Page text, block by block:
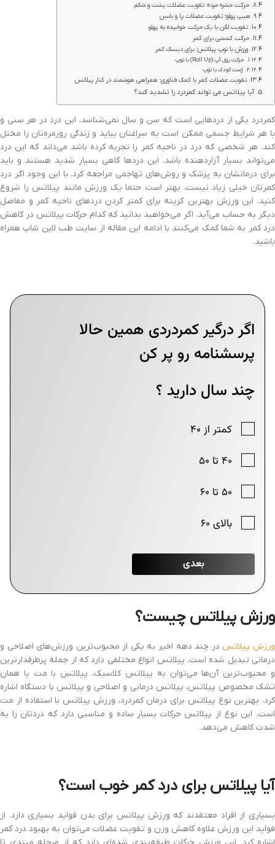
حرکت حشره مرده؛ تقویت عضلات پشت و شکم
هیپ پهلو؛ تقویت عضلات پا و باسن
تقویت لگن با یک حرکت خوابیده به پهلو
حرکت کششی برای کمر
ورزش با توپ پیلاتس؛ برای دیسک کمر
حرکت رول آپ (Roll Up) با توپ
ژست کودک با توپ
تقویت عضلات کمر با کمک فناوری؛ همراهی هوشمند در کنار پیلاتس
آیا پیلاتس می تواند کمردرد را تشدید کند؟
کمردرد یکی از دردهایی است که سن و سال نمی‌شناسد. این درد در هر سنی و
با هر شرایط جسمی ممکن است به سراغتان بیاید و زندگی روزمره‌تان را مختل
کند. هر شخصی که درد در ناحیه کمر را تجربه کرده باشد می‌داند که این درد
می‌تواند بسیار آزاردهنده باشد. این دردها گاهی بسیار شدید هستند و باید
برای درمانشان به پزشک و روش‌های تهاجمی مراجعه کرد. با این وجود اگر درد
کمرتان خیلی زیاد نیست، بهتر است حتما یک ورزش مانند پیلاتس را شروع
کنید. این ورزش بهترین گزینه برای کمتر کردن درد‌های ناحیه کمر و مفاصل
دیگر به حساب می‌آید. اگر می‌خواهید بدانید که کدام حرکات پیلاتس در کاهش
درد کمر به شما کمک می‌کنند با ادامه این مقاله از سایت طب لاین شاپ همراه
باشید.
ورزش پیلاتس چیست؟
ورزش پیلاتس در چند دهه اخیر به یکی از محبوب‌ترین ورزش‌های اصلاحی و
درمانی تبدیل شده است. پیلاتس انواع مختلفی دارد که از جمله پرطرفدارترین
و محبوب‌ترین آن‌ها می‌توان به پیلاتس کلاسیک، پیلاتس با مت یا همان
تشک مخصوص پیلاتس، پیلاتس درمانی و اصلاحی و پیلاتس با دستگاه اشاره
کرد. بهترین نوع پیلاتس برای درمان کمردرد، ورزش پیلاتس با استفاده از مت
است. این نوع از پیلاتس حرکات بسیار ساده و مناسبی دارد که دردتان را به
شدت کاهش می‌دهد.
آیا پیلاتس برای درد کمر خوب است؟
بسیاری از افراد معتقدند که ورزش پیلاتس برای بدن فواید بسیاری دارد. از
فواید این ورزش علاوه کاهش وزن و تقویت عضلات می‌توان به بهبود درد کمر